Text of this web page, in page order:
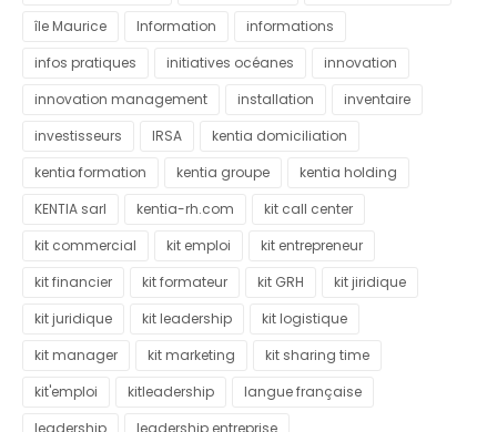
île Maurice
Information
informations
infos pratiques
initiatives océanes
innovation
innovation management
installation
inventaire
investisseurs
IRSA
kentia domiciliation
kentia formation
kentia groupe
kentia holding
KENTIA sarl
kentia-rh.com
kit call center
kit commercial
kit emploi
kit entrepreneur
kit financier
kit formateur kit GRH
kit jiridique
kit juridique
kit leadership
kit logistique
kit manager
kit marketing
kit sharing time
kit'emploi
kitleadership
langue française
leadership
leadership entreprise